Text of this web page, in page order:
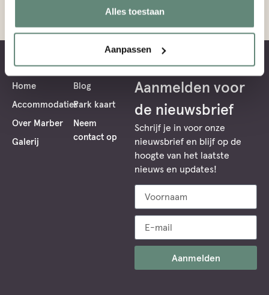
Alles toestaan
Aanpassen
Home
Accommodaties
Over Marber
Galerij
Blog
Park kaart
Neem
contact op
Aanmelden voor
de nieuwsbrief
Schrijf je in voor onze
nieuwsbrief en blijf op de
hoogte van het laatste
nieuws en updates!
Aanmelden